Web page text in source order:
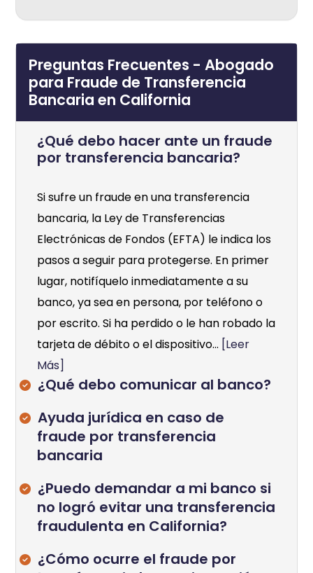
Preguntas Frecuentes - Abogado
para Fraude de Transferencia
Bancaria en California
¿Qué debo hacer ante un fraude
por transferencia bancaria?
Si sufre un fraude en una transferencia
bancaria, la Ley de Transferencias
Electrónicas de Fondos (EFTA) le indica los
pasos a seguir para protegerse. En primer
lugar, notifíquelo inmediatamente a su
banco, ya sea en persona, por teléfono o
por escrito. Si ha perdido o le han robado la
tarjeta de débito o el dispositivo... [Leer
Más]
¿Qué debo comunicar al banco?
Ayuda jurídica en caso de
fraude por transferencia
bancaria
¿Puedo demandar a mi banco si
no logró evitar una transferencia
fraudulenta en California?
¿Cómo ocurre el fraude por